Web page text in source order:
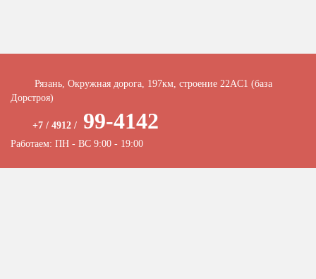
Рязань, Окружная дорога, 197км, строение 22АC1 (база
Дорстроя)
+7 / 4912 / 99-4142
Работаем: ПН - ВС 9:00 - 19:00